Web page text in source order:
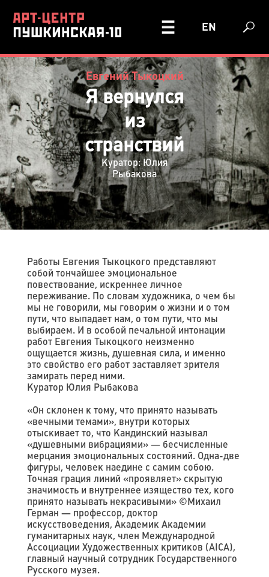
EN
Евгений Тыкоцкий
Я вернулся
из
странствий
Куратор: Юлия
Рыбакова
Работы Евгения Тыкоцкого представляют
собой тончайшее эмоциональное
повествование, искреннее личное
переживание. По словам художника, о чем бы
мы не говорили, мы говорим о жизни и о том
пути, что выпадает нам, о том пути, что мы
выбираем. И в особой печальной интонации
работ Евгения Тыкоцкого неизменно
ощущается жизнь, душевная сила, и именно
это свойство его работ заставляет зрителя
замирать перед ними.
Куратор Юлия Рыбакова
«Он склонен к тому, что принято называть
«вечными темами», внутри которых
отыскивает то, что Кандинский называл
«душевными вибрациями» — бесчисленные
мерцания эмоциональных состояний. Одна-две
фигуры, человек наедине с самим собою.
Точная грация линий «проявляет» скрытую
значимость и внутреннее изящество тех, кого
принято называть некрасивыми» ©️Михаил
Герман — профессор, доктор
искусствоведения, Академик Академии
гуманитарных наук, член Международной
Ассоциации Художественных критиков (AICA),
главный научный сотрудник Государственного
Русского музея.